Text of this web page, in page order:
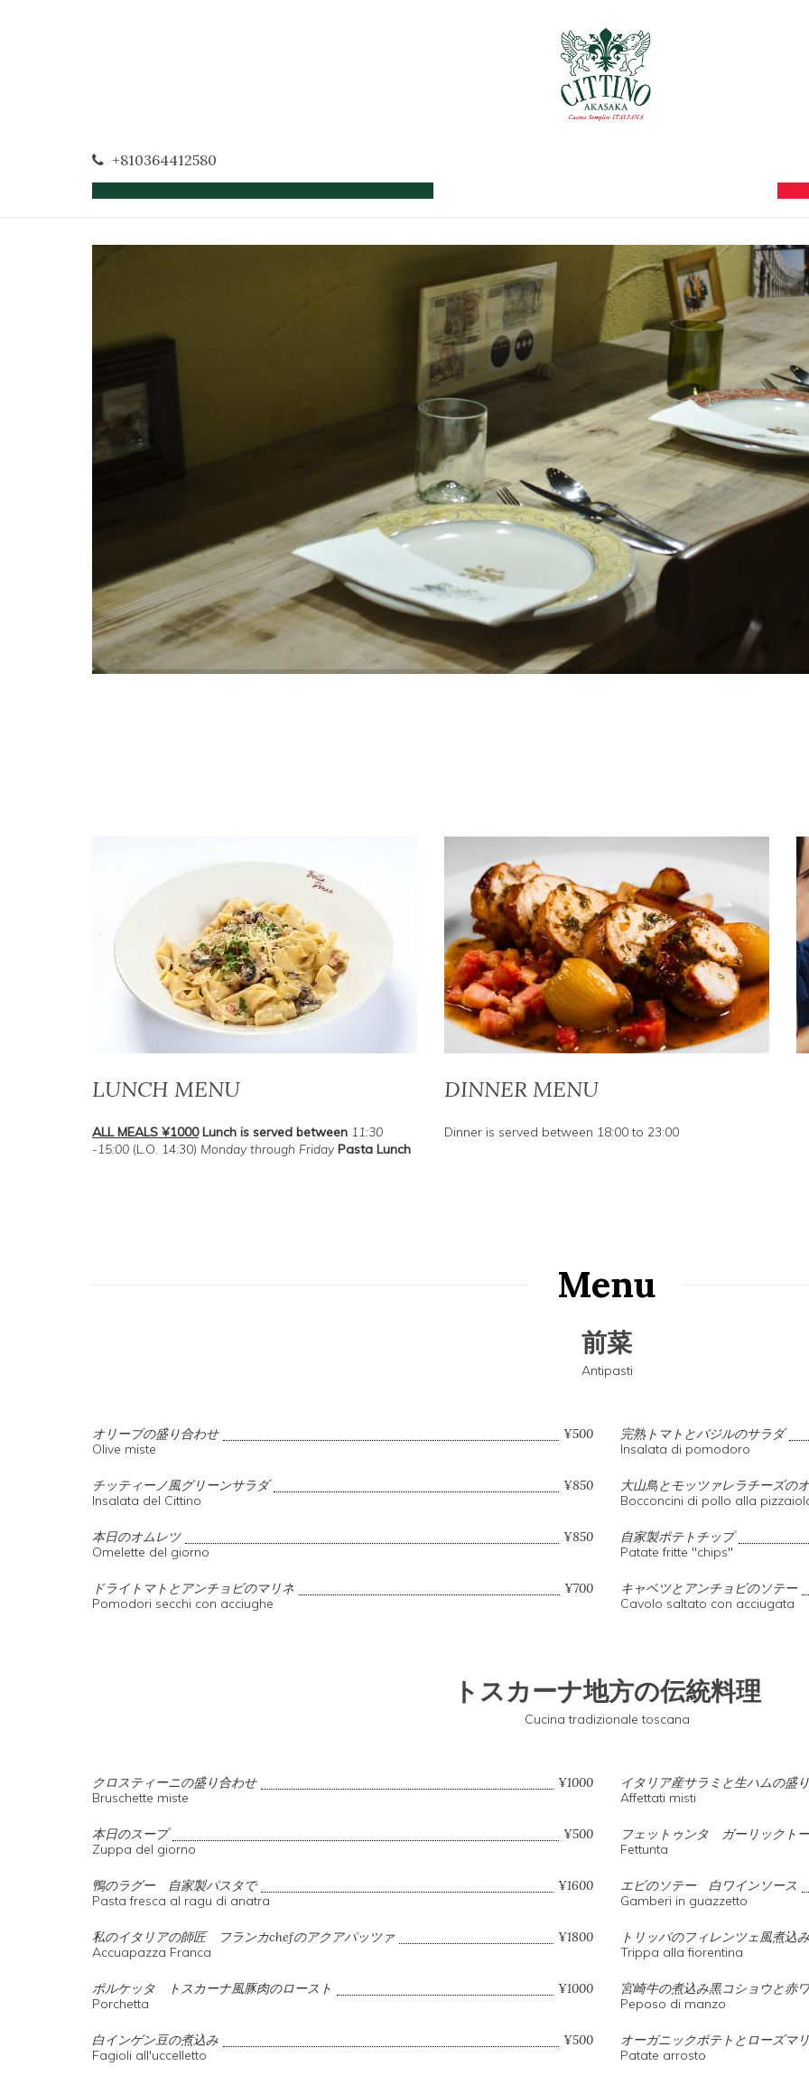
+810364412580
LUNCH MENU
ALL MEALS ¥1000 Lunch is served between 11:30
-15:00 (L.O. 14:30) Monday through Friday Pasta Lunch
DINNER MENU
Dinner is served between 18:00 to 23:00
Menu
前菜
Antipasti
オリーブの盛り合わせ
¥500
Olive miste
完熟トマトとバジルのサラダ
Insalata di pomodoro
チッティーノ風グリーンサラダ
¥850
Insalata del Cittino
大山鳥とモッツァレラチーズの
Bocconcini di pollo alla
本日のオムレツ
¥850
Omelette del giorno
自家製ポテトチップ
Patate fritte "chips"
ドライトマトとアンチョビのマリネ
¥700
Pomodori secchi con acciughe
キャベツとアンチョビのソテー
Cavolo saltato con acciugata
トスカーナ地方の伝統料理
Cucina tradizionale toscana
クロスティーニの盛り合わせ
¥1000
Bruschette miste
イタリア産サラミと生ハムの盛
Affettati misti
本日のスープ
¥500
Zuppa del giorno
フェットゥンタ ガーリックト
Fettunta
鴨のラグー 自家製パスタで
¥1600
Pasta fresca al ragu di anatra
エビのソテー 白ワインソース
Gamberi in guazzetto
私のイタリアの師匠 フランカchefのアクアパッツァ
¥1800
Accuapazza Franca
トリッパのフィレンツェ風煮込み
Trippa alla fiorentina
ポルケッタ トスカーナ風豚肉のロースト
¥1000
Porchetta
宮崎牛の煮込み黒コショウと赤
Peposo di manzo
白インゲン豆の煮込み
¥500
Fagioli all'uccelletto
オーガニックポテトとローズマ
Patate arrosto